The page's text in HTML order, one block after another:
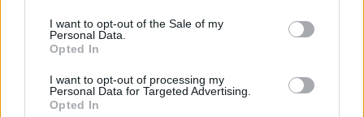
I want to opt-out of the Sale of my
Personal Data.
Opted In
I want to opt-out of processing my
Personal Data for Targeted Advertising.
Opted In
Das liegt mit Sicherheit wieder nur an uns selbst. Beim
auch so in den AGB.
§1 Der Betreiber macht nie Fehler.
§2 Sollte der Betreiber doch mal Fehler machen tritt